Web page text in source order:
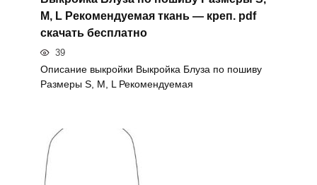
M, L Рекомендуемая ткань — креп. pdf
скачать бесплатно
39
Описание выкройки Выкройка Блуза по пошиву
Размеры S, M, L Рекомендуемая